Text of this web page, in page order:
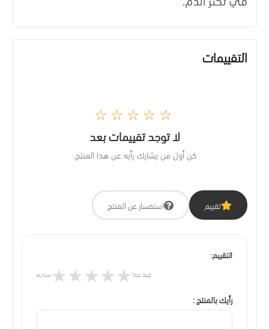
التقييمات
☆☆☆☆☆
لا توجد تقييمات بعد
كن أول من يشارك رأيه عن هذا المنتج.
تقييم استفسار عن المنتج
التقييم:
سيء ★★★★★ جيد جدا
رأيك بالمنتج :